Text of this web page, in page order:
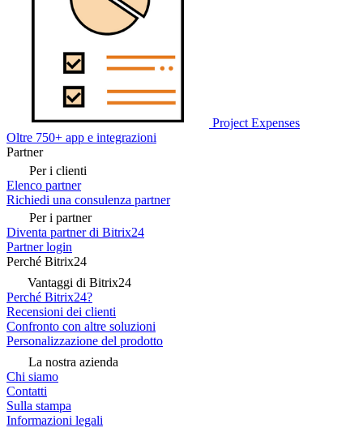
Project Expenses
Oltre 750+ app e integrazioni
Partner
Per i clienti
Elenco partner
Richiedi una consulenza partner
Per i partner
Diventa partner di Bitrix24
Partner login
Perché Bitrix24
Vantaggi di Bitrix24
Perché Bitrix24?
Recensioni dei clienti
Confronto con altre soluzioni
Personalizzazione del prodotto
La nostra azienda
Chi siamo
Contatti
Sulla stampa
Informazioni legali